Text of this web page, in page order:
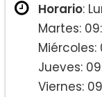
Horario:
Martes:
Miércoles:
Jueves:
Viernes: